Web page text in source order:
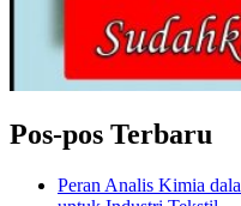
Pos-pos Terbaru
Peran Analis Kimia